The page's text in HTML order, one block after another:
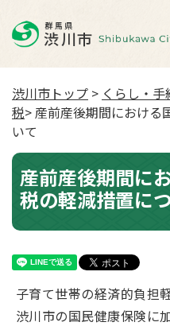
渋川市トップ > くらし・手
税> 産前産後期間における
いて
産前産後期間に
税の軽減措置に
子育て世帯の経済的負担
渋川市の国民健康保険に